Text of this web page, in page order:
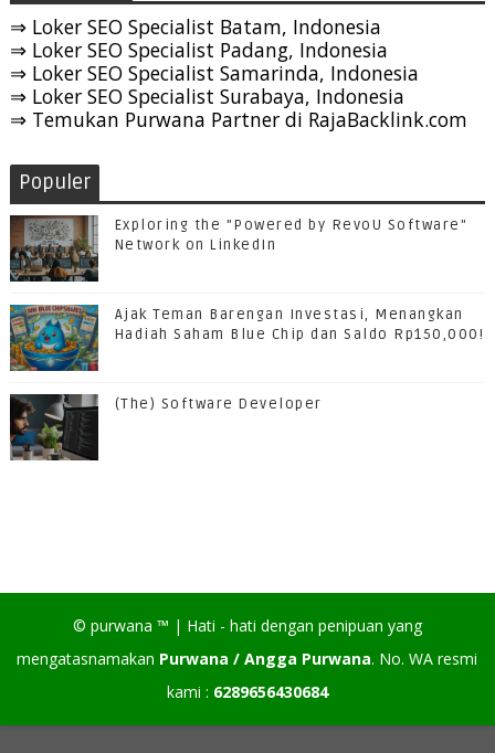
⇒ Loker SEO Specialist Batam, Indonesia
⇒ Loker SEO Specialist Padang, Indonesia
⇒ Loker SEO Specialist Samarinda, Indonesia
⇒ Loker SEO Specialist Surabaya, Indonesia
⇒ Temukan Purwana Partner di RajaBacklink.com
Populer
Exploring the "Powered by RevoU Software"
Network on LinkedIn
Ajak Teman Barengan Investasi, Menangkan
Hadiah Saham Blue Chip dan Saldo Rp150,000!
(The) Software Developer
© purwana ™ | Hati - hati dengan penipuan yang
mengatasnamakan Purwana / Angga Purwana. No. WA resmi
kami : 6289656430684